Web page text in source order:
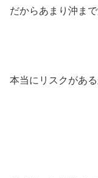
だからあまり沖ま
本当にリスクがあ